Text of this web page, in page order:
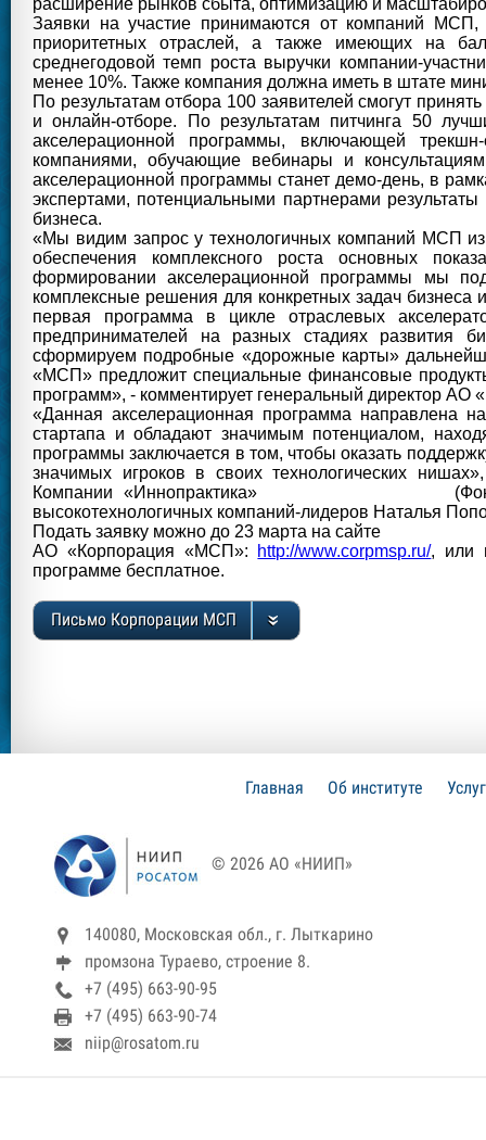
расширение рынков сбыта, оптимизацию и
Заявки на участие принимаются от компаний
приоритетных отраслей, а также имеющих на
среднегодовой темп роста выручки компании-
менее 10%. Также компания должна иметь в штате
По результатам отбора 100 заявителей смогут
и онлайн-отборе. По результатам питчинга 50
акселерационной программы, включающей
компаниями, обучающие вебинары и
акселерационной программы станет демо-день, в
экспертами, потенциальными партнерами
бизнеса.
«Мы видим запрос у технологичных компаний МСП
обеспечения комплексного роста основных
формировании акселерационной программы мы
комплексные решения для конкретных задач бизнеса
первая программа в цикле отраслевых
предпринимателей на разных стадиях развития
сформируем подробные «дорожные карты»
«МСП» предложит специальные финансовые
программ», - комментирует генеральный директор
«Данная акселерационная программа направлена
стартапа и обладают значимым потенциалом,
программы заключается в том, чтобы оказать
значимых игроков в своих технологических
Компании «Иннопрактика» (Фонд
высокотехнологичных компаний-лидеров Наталья
Подать заявку можно до 23 марта на сайте
АО «Корпорация «МСП»: http://www.corpmsp.ru/, или
программе бесплатное.
Письмо Корпорации МСП
Главная Об институте
© 2026 АО «НИИП»
140080, Московская обл., г. Лыткарино
промзона Тураево, строение 8.
+7 (495) 663-90-95
+7 (495) 663-90-74
niip@rosatom.ru